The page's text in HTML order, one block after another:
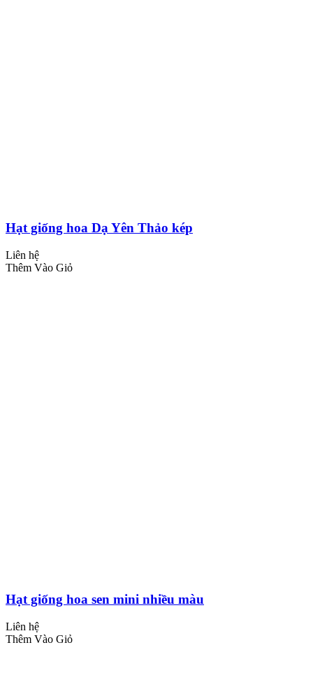
Hạt giống hoa Dạ Yên Thảo kép
Liên hệ
Thêm Vào Giỏ
Hạt giống hoa sen mini nhiều màu
Liên hệ
Thêm Vào Giỏ